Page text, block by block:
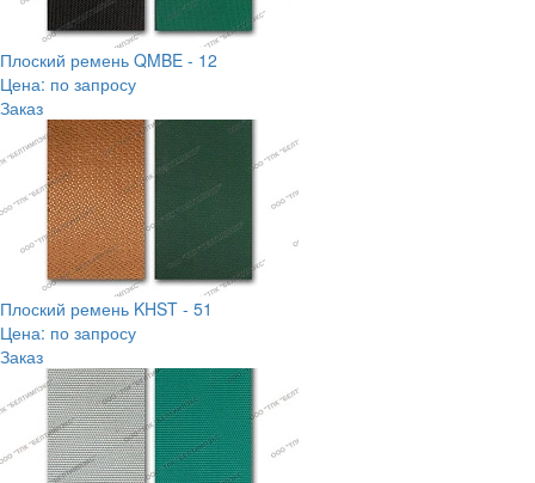
Плоский ремень QMBE - 12
Цена: по запросу
Заказ
Плоский ремень KHST - 51
Цена: по запросу
Заказ